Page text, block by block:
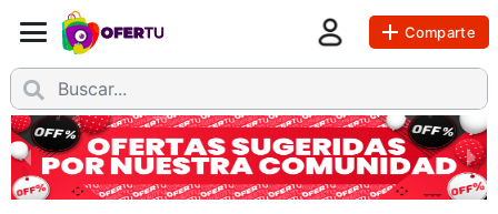
Comparte